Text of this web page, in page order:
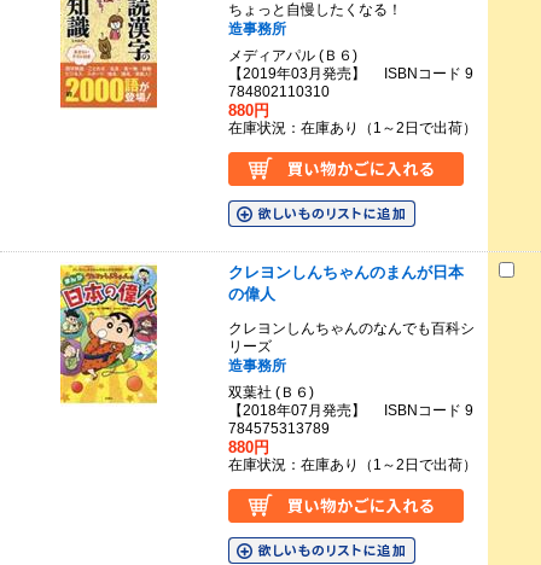
ちょっと自慢したくなる！
造事務所
メディアパル (Ｂ６)
【2019年03月発売】 ISBNコード 9
784802110310
880円
在庫状況：在庫あり（1～2日で出荷）
クレヨンしんちゃんのまんが日本
の偉人
クレヨンしんちゃんのなんでも百科シ
リーズ
造事務所
双葉社 (Ｂ６)
【2018年07月発売】 ISBNコード 9
784575313789
880円
在庫状況：在庫あり（1～2日で出荷）